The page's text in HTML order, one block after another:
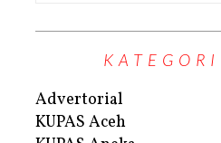
Advertorial
KUPAS Aceh